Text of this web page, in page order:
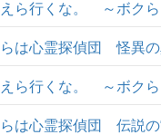
ら行くな。 ～ボク
は心霊探偵団 怪異の
ら行くな。 ～ボク
は心霊探偵団 伝説の